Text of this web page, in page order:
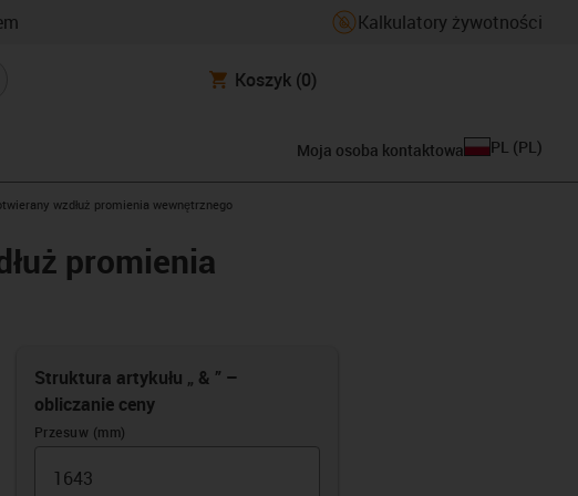
Kalkulatory żywotności
Koszyk (0)
Moja osoba kontaktowa PL (PL )
wzdłuż promienia wewnętrznego
promienia
Struktura artykułu „ & ” –
obliczanie ceny
Przesuw (mm)